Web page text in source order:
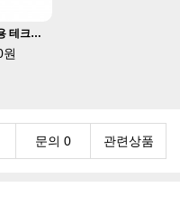
피지테크 여행용 테크파우치 블랙 P-CB-090
문의 0 관련상품